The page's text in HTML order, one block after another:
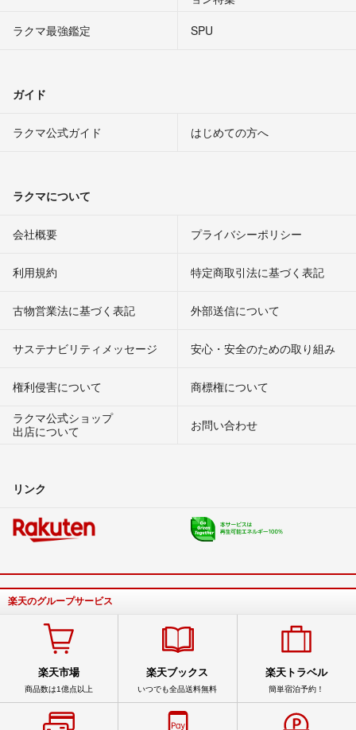
ラクマ最強鑑定
SPU
ガイド
ラクマ公式ガイド はじめての方へ
ラクマについて
会社概要 プライバシーポリシー
利用規約 特定商取引法に基づく表記
古物営業法に基づく表記 外部送信について
サステナビリティメッセージ 安心・安全のための取り組み
権利侵害について
商標権について
ラクマ公式ショップ
出店について
お問い合わせ
リンク
楽天のグループサービス
楽天市場
商品数は1億点以上
楽天ブックス
いつでも全品送料無料
楽天トラベル
簡単宿泊予約！